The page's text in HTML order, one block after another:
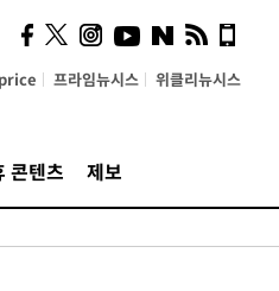
프라임뉴시스 위클리뉴시스
콘텐츠 제보
시, 스마트폰 액세서리에
NFC 더했다